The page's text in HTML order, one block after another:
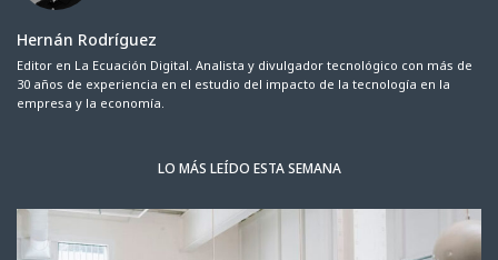
Hernán Rodríguez
Editor en La Ecuación Digital. Analista y divulgador tecnológico con más de
30 años de experiencia en el estudio del impacto de la tecnología en la
empresa y la economía.
LO MÁS LEÍDO ESTA SEMANA